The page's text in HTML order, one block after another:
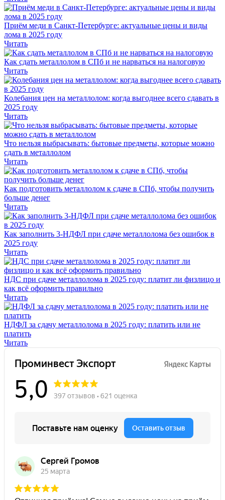
Приём меди в Санкт-Петербурге: актуальные цены и виды
лома в 2025 году
Читать
Как сдать металлолом в СПб и не нарваться на налоговую
Читать
Колебания цен на металлолом: когда выгоднее всего сдавать в
2025 году
Читать
Что нельзя выбрасывать: бытовые предметы, которые можно
сдать в металлолом
Читать
Как подготовить металлолом к сдаче в СПб, чтобы получить
больше денег
Читать
Как заполнить 3-НДФЛ при сдаче металлолома без ошибок в
2025 году
Читать
НДС при сдаче металлолома в 2025 году: платит ли физлицо и
как всё оформить правильно
Читать
НДФЛ за сдачу металлолома в 2025 году: платить или не
платить
Читать